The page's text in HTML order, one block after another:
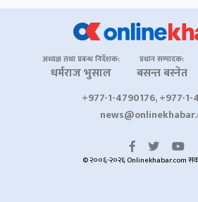
अध्यक्ष तथा प्रबन्ध निर्देशक:
धर्मराज भुसाल
प्रधान सम्पादक:
बसन्त बस्नेत
+977-1-4790176, +977-
© २००६-२०२६ Onlinekhabar.com